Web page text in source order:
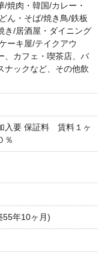
/焼肉・韓国/カレー・
ん・そば/焼き鳥/鉄板
き/居酒屋・ダイニング
ーキ屋/テイクアウ
、カフェ・喫茶店、バ
ナックなど、その他飲
入要 保証料 賃料１ヶ
％
55年10ヶ月)